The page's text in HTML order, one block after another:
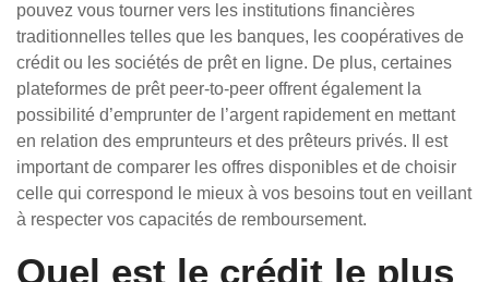
pouvez vous tourner vers les institutions financières
traditionnelles telles que les banques, les coopératives de
crédit ou les sociétés de prêt en ligne. De plus, certaines
plateformes de prêt peer-to-peer offrent également la
possibilité d’emprunter de l’argent rapidement en mettant
en relation des emprunteurs et des prêteurs privés. Il est
important de comparer les offres disponibles et de choisir
celle qui correspond le mieux à vos besoins tout en veillant
à respecter vos capacités de remboursement.
Quel est le crédit le plus